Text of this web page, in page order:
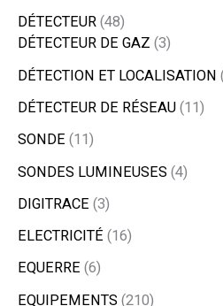
DÉTECTEUR 48
DÉTECTEUR DE GAZ 3
DÉTECTION ET LOCALISATION
DÉTECTEUR DE RÉSEAU 11
SONDE 11
SONDES LUMINEUSES 4
DIGITRACE 3
ELECTRICITÉ 16
EQUERRE 6
EQUIPEMENTS 210